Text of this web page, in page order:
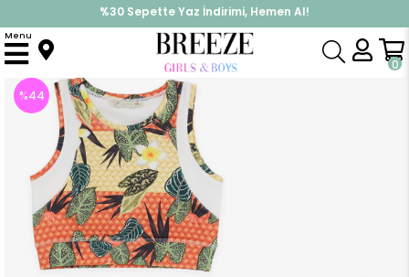
%30 Sepette Yaz İndirimi, Hemen Al!
İndirimlere ek %10 İndirimi Kap, Hemen Üye Ol!
0
Menu
Anasayfa Takımlar Tayt Takımı
%44